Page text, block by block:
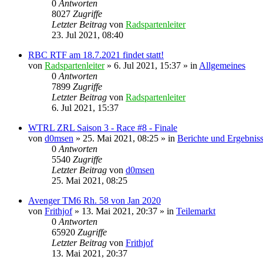
0 Antworten
8027 Zugriffe
Letzter Beitrag von Radspartenleiter
23. Jul 2021, 08:40
RBC RTF am 18.7.2021 findet statt!
von Radspartenleiter» 6. Jul 2021, 15:37 » in Allgemeines
0 Antworten
7899 Zugriffe
Letzter Beitrag von Radspartenleiter
6. Jul 2021, 15:37
WTRL ZRL Saison 3 - Race #8 - Finale
von d0msen » 25. Mai 2021, 08:25 » in Berichte und
0 Antworten
5540 Zugriffe
Letzter Beitrag von d0msen
25. Mai 2021, 08:25
Avenger TM6 Rh. 58 von Jan 2020
von Frithjof» 13. Mai 2021, 20:37 » in Teilemarkt
0 Antworten
65920 Zugriffe
Letzter Beitrag von Frithjof
13. Mai 2021, 20:37